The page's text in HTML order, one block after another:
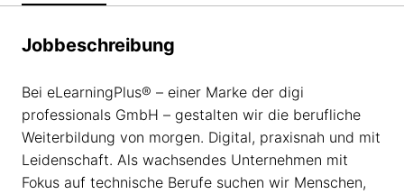
Jobbeschreibung
Bei eLearningPlus® – einer Marke der digi
professionals GmbH – gestalten wir die berufliche
Weiterbildung von morgen. Digital, praxisnah und mit
Leidenschaft. Als wachsendes Unternehmen mit
Fokus auf technische Berufe suchen wir Menschen,